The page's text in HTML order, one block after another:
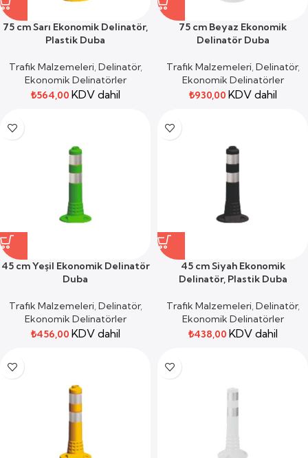
75 cm Sarı Ekonomik Delinatör,
Plastik Duba
Trafik Malzemeleri,Delinatör,
Ekonomik Delinatörler
₺564,00 KDV dahil
75 cm Beyaz Ekonomik
Delinatör Duba
Trafik Malzemeleri,Delinatör,
Ekonomik Delinatörler
₺930,00 KDV dahil
45 cm Yeşil Ekonomik Delinatör
Duba
Trafik Malzemeleri,Delinatör,
Ekonomik Delinatörler
₺456,00 KDV dahil
45 cm Siyah Ekonomik
Delinatör, Plastik Duba
Trafik Malzemeleri,Delinatör,
Ekonomik Delinatörler
₺438,00 KDV dahil